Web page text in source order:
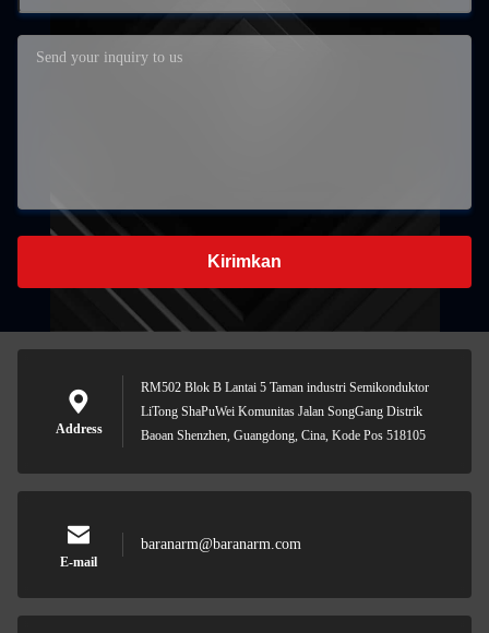
Kirimkan
Address
RM502 Blok B Lantai 5 Taman industri Semikonduktor
LiTong ShaPuWei Komunitas Jalan SongGang Distrik
Baoan Shenzhen, Guangdong, Cina, Kode Pos 518105
E-mail
baranarm@baranarm.com